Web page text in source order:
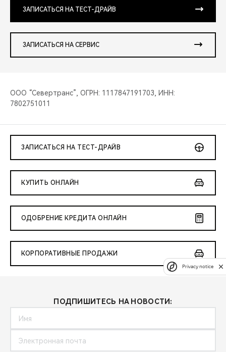
ЗАПИСАТЬСЯ НА ТЕСТ-ДРАЙВ
ЗАПИСАТЬСЯ НА СЕРВИС
ООО “Севертранс”, ОГРН: 1117847191703, ИНН:
7802751011
ЗАПИСАТЬСЯ НА ТЕСТ-ДРАЙВ
КУПИТЬ ОНЛАЙН
ОДОБРЕНИЕ КРЕДИТА ОНЛАЙН
КОРПОРАТИВНЫЕ ПРОДАЖИ
ПОДПИШИТЕСЬ НА НОВОСТИ:
Privacy notice